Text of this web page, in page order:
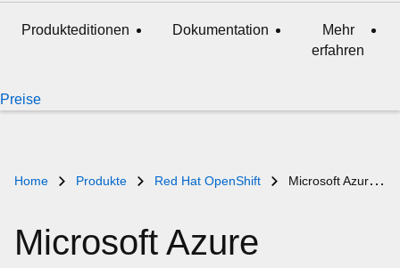
Produkteditionen Dokumentation
Mehr
erfahren
Preise
Home Produkte Red Hat OpenShift Microsoft Azure Red Hat OpenShift
Microsoft Azure